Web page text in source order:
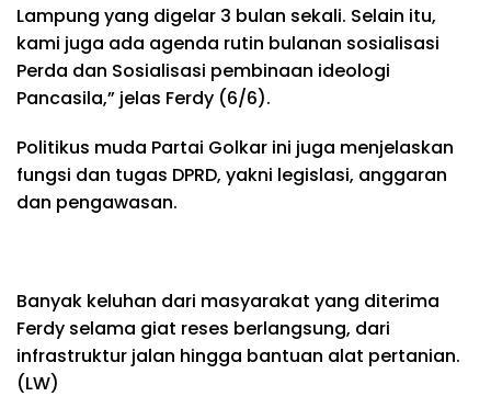
Lampung yang digelar 3 bulan sekali. Selain itu,
kami juga ada agenda rutin bulanan sosialisasi
Perda dan Sosialisasi pembinaan ideologi
Pancasila,” jelas Ferdy (6/6).
Politikus muda Partai Golkar ini juga menjelaskan
fungsi dan tugas DPRD, yakni legislasi, anggaran
dan pengawasan.
Banyak keluhan dari masyarakat yang diterima
Ferdy selama giat reses berlangsung, dari
infrastruktur jalan hingga bantuan alat pertanian.
(LW)